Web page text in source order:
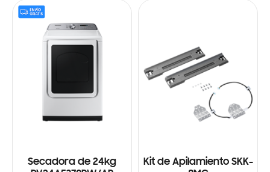
Secadora de 24kg
Kit de Apilamiento SKK-